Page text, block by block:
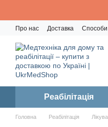
Про нас Доставка
Реабiлiтацiя
Головна Реабiлiтацiя